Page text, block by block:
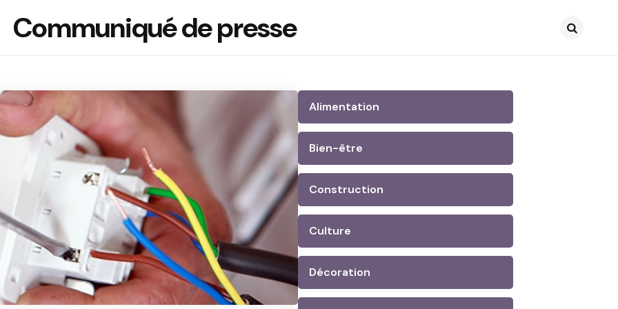
Communiqué de presse
Alimentation
Bien-être
Construction
Culture
Décoration